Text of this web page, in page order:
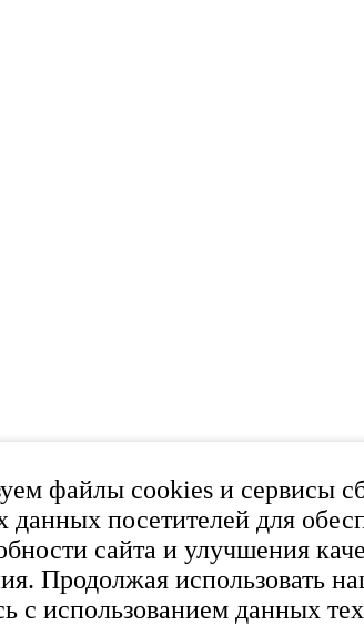
файлы cookies и сервисы
данных посетителей для
сайта и улучшения
Продолжая использовать
с использованием данных